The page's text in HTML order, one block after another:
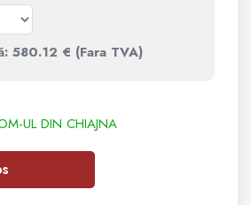
580.12 € (Fara TVA)